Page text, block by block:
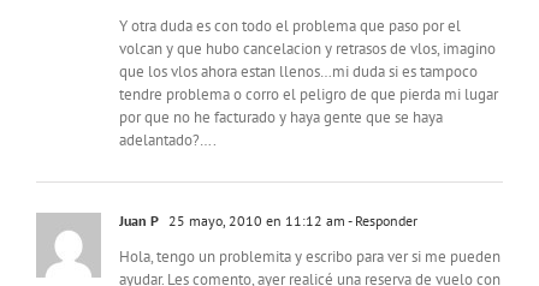
Y otra duda es con todo el problema que paso por el
volcan y que hubo cancelacion y retrasos de vlos, imagino
que los vlos ahora estan llenos…mi duda si es tampoco
tendre problema o corro el peligro de que pierda mi lugar
por que no he facturado y haya gente que se haya
adelantado?….
Juan P 25 mayo, 2010 en 11:12 am - Responder
Hola, tengo un problemita y escribo para ver si me pueden
ayudar. Les comento, ayer realicé una reserva de vuelo con